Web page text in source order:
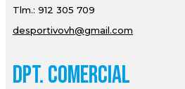
Tlm.: 912 305 709
desportivovh@gmail.com
Dpt. Comercial